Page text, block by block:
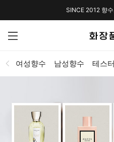
SINCE 2012 향
여성향수 남성향수 테스터